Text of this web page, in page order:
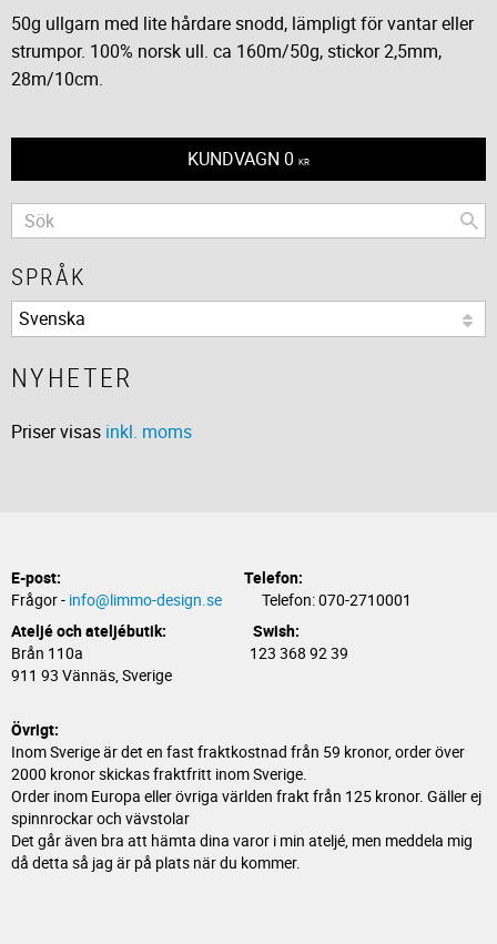
50g ullgarn med lite hårdare snodd, lämpligt för vantar eller
strumpor. 100% norsk ull. ca 160m/50g, stickor 2,5mm,
28m/10cm.
KUNDVAGN 0 KR
SPRÅK
NYHETER
Priser visas inkl. moms
E-post:
Telefon:
Frågor - info@limmo-design.se Telefon: 070-2710001
Ateljé och ateljébutik: Swish:
Brån 110a 123 368 92 39
911 93 Vännäs, Sverige
Övrigt:
Inom Sverige är det en fast fraktkostnad från 59 kronor, order över
2000 kronor skickas fraktfritt inom Sverige.
Order inom Europa eller övriga världen frakt från 125 kronor. Gäller ej
spinnrockar och vävstolar
Det går även bra att hämta dina varor i min ateljé, men meddela mig
då detta så jag är på plats när du kommer.